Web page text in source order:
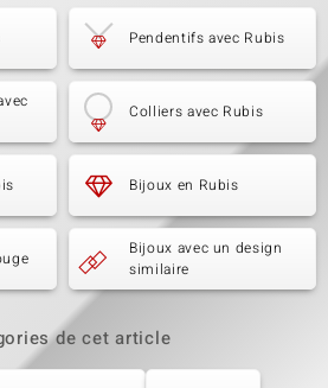
Pendentifs avec Rubis
Colliers avec Rubis
Bijoux en Rubis
Bijoux avec un design
similaire
de cet article